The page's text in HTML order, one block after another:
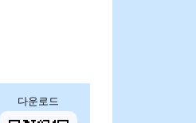
다운로드